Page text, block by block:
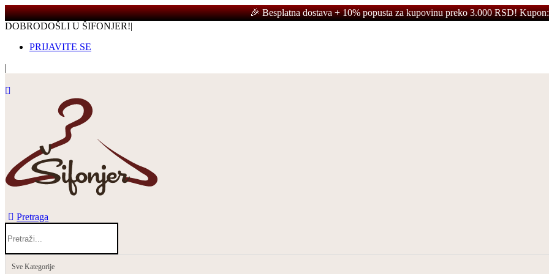
🎉 Besplatna dostava + 10% popusta za kupovinu preko 3.000 RSD!
DOBRODOŠLI U ŠIFONJER!|
PRIJAVITE SE
|
Pretraga
Sve Kategorije
Kontaktirajte nas